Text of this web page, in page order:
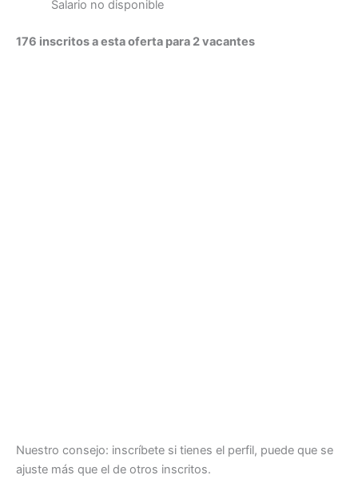
Salario no disponible
176 inscritos a esta oferta para 2 vacantes
Nuestro consejo: inscríbete si tienes el perfil, puede que se
ajuste más que el de otros inscritos.